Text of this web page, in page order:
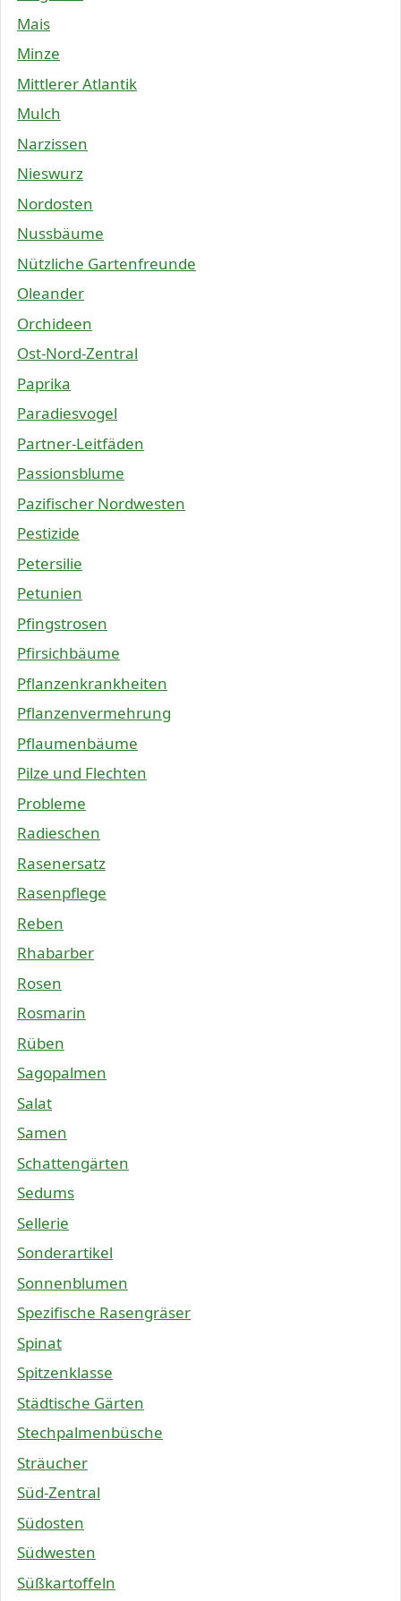
Mais
Minze
Mittlerer Atlantik
Mulch
Narzissen
Nieswurz
Nordosten
Nussbäume
Nützliche Gartenfreunde
Oleander
Orchideen
Ost-Nord-Zentral
Paprika
Paradiesvogel
Partner-Leitfäden
Passionsblume
Pazifischer Nordwesten
Pestizide
Petersilie
Petunien
Pfingstrosen
Pfirsichbäume
Pflanzenkrankheiten
Pflanzenvermehrung
Pflaumenbäume
Pilze und Flechten
Probleme
Radieschen
Rasenersatz
Rasenpflege
Reben
Rhabarber
Rosen
Rosmarin
Rüben
Sagopalmen
Salat
Samen
Schattengärten
Sedums
Sellerie
Sonderartikel
Sonnenblumen
Spezifische Rasengräser
Spinat
Spitzenklasse
Städtische Gärten
Stechpalmenbüsche
Sträucher
Süd-Zentral
Südosten
Südwesten
Süßkartoffeln